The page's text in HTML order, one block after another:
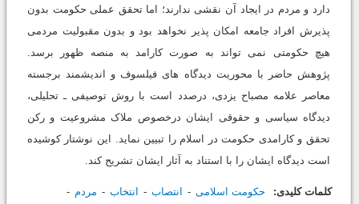
دارد و مردم در ایجاد آن نقشی ندارند؛ اما تحقق عملی حکومت بدون
پذیرش افراد جامعه امکان پذیر نخواهد بود و بدون مقبولیت مردمی
هیچ حکومتی نمی تواند به صورت کارامد به منصه ظهور برسد.
پژوهش حاضر با محوریت دیدگاه های فیلسوف و اندیشمند برجسته
معاصر علامه مصباح یزدی، درصدد است با روش توصیفی ـ تحلیلی،
دیدگاه سیاسی و حقوقی ایشان درخصوص ملاک مشروعیت و رکن
تحقق و کارامدی حکومت در اسلام را تبیین نماید. این نوشتار کوشیده
است دیدگاه ایشان را با استناد به آثار ایشان تشریح کند.
کلمات کلیدی: حکومت اسلامی انتصاب انتخاب
مردم